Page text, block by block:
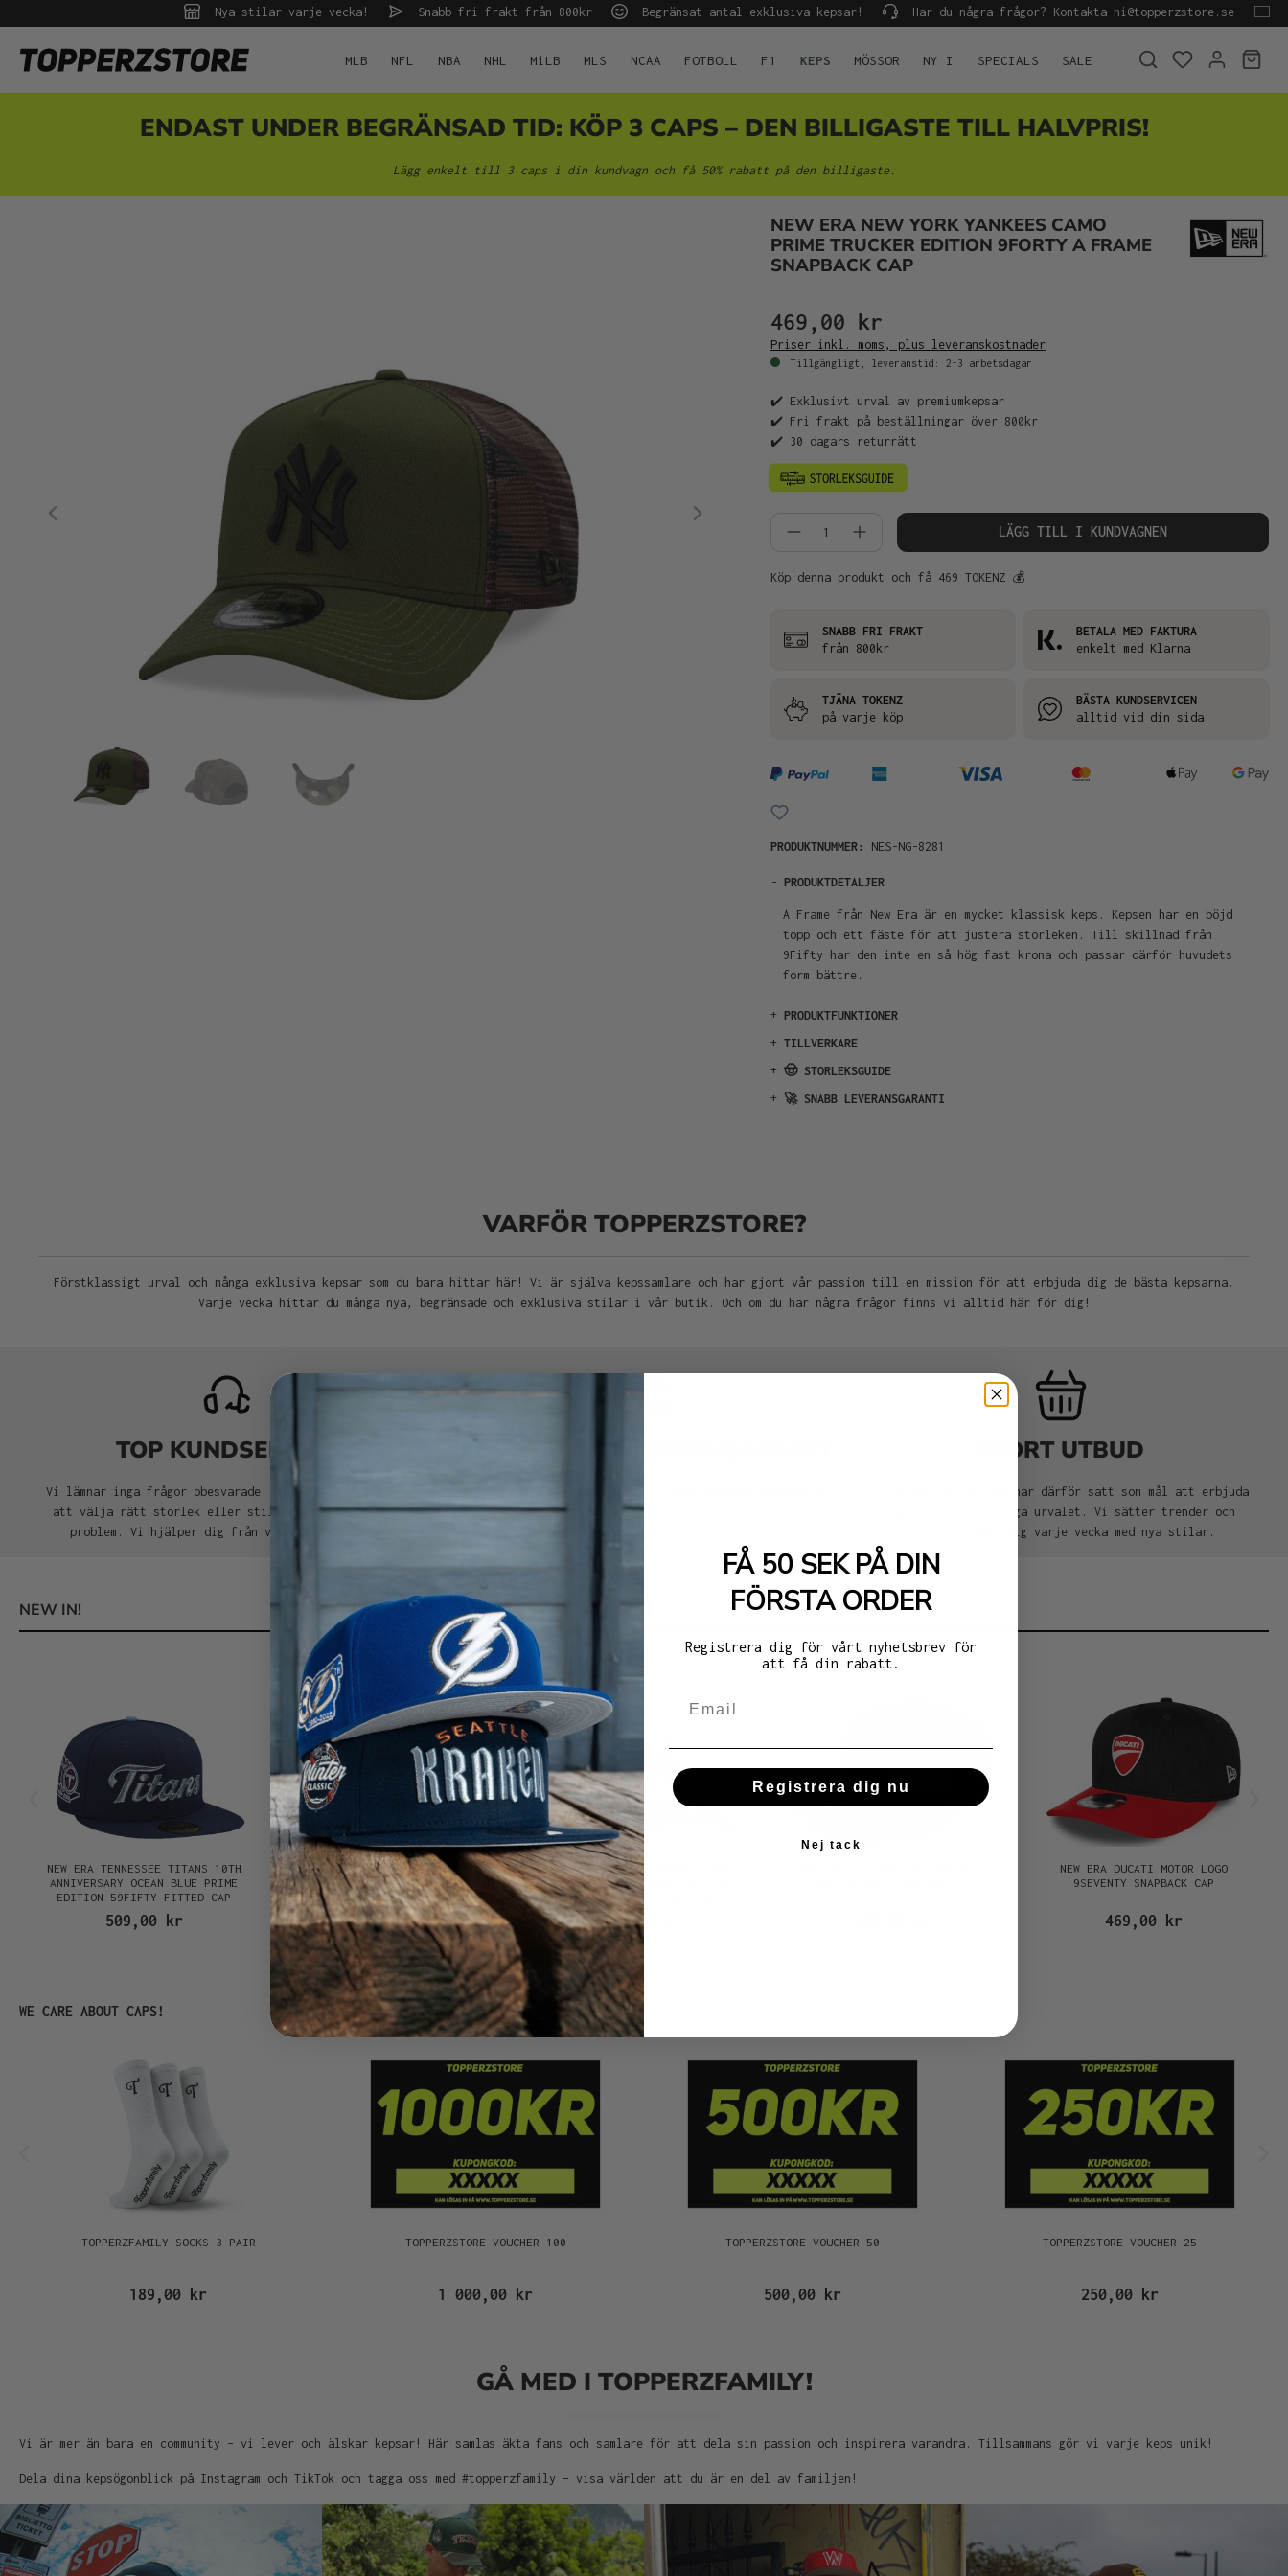
Hoppa till huvudnavigering
Nya stilar varje vecka! Snabb fri frakt från 800kr Begränsat antal exklusiva kepsar! Har du några frågor? Kontakta hi@topperzstore.se
MLB NFL NBA NHL MiLB MLS NCAA FOTBOLL F1 KEPS MÖSSOR NY I SPECIALS SALE
ENDAST UNDER BEGRÄNSAD TID: KÖP 3 CAPS – DEN BILLIGASTE TILL HALVPRIS!
Lägg enkelt till 3 caps i din kundvagn och få 50% rabatt på den billigaste.
NEW ERA NEW YORK YANKEES CAMO
PRIME TRUCKER EDITION 9FORTY A FRAME
SNAPBACK CAP
469,00 kr
Priser inkl. moms, plus leveranskostnader
Tillgängligt, leveranstid: 2-3 arbetsdagar
✔️ Exklusivt urval av premiumkepsar
✔️ Fri frakt på beställningar över 800kr
✔️ 30 dagars returrätt
Produktkvantitet: Ange önskat belopp eller
LÄGG TILL I KUNDVAGNEN
Köp denna produkt och få 469 TOKENZ 💰
SNABB FRI FRAKT
från 800kr
BETALA MED FAKTURA
enkelt med Klarna
TJÄNA TOKENZ
på varje köp
BÄSTA KUNDSERVICEN
alltid vid din sida
PRODUKTNUMMER: NES-NG-8281
- PRODUKTDETALJER
A Frame från New Era är en mycket klassisk keps. Kepsen har en böjd
topp och ett fäste för att justera storleken. Till skillnad från
9Fifty har den inte en så hög fast krona och passar därför huvudets
form bättre.
+ PRODUKTFUNKTIONER
+ TILLVERKARE
+ 🤠 STORLEKSGUIDE
+ 🚀 SNABB LEVERANSGARANTI
VARFÖR TOPPERZSTORE?
Förstklassigt urval och många exklusiva kepsar som du bara hittar här! Vi är själva kepssamlare och har gjort vår passion till en mission för att erbjuda dig de bästa kepsarna.
Varje vecka hittar du många nya, begränsade och exklusiva stilar i vår butik. Och om du har några frågor finns vi alltid här för dig!
TOP KUNDSERVICE
Vi lämnar inga frågor obesvarade. Behöver du hjälp med
att välja rätt storlek eller stil för din keps? Inga
problem. Vi hjälper dig från val till leverans.
PENGARNA TILLBAKA-GARANTI
den till oss inom 30 dagar så återbetalar vi dig utan
STORT UTBUD
Vi älskar kepsar och har därför satt som mål att erbjuda
dig det bästa möjliga urvalet. Vi sätter trender och
vill överraska dig varje vecka med nya stilar.
NEW IN!
NEW ERA TENNESSEE TITANS 10TH
ANNIVERSARY OCEAN BLUE PRIME
EDITION 59FIFTY FITTED CAP
509,00 kr
NEW ERA NEW ENGLAND PATRIOTS
SUPER BOWL XXXVI CHROME TWO TONE
EDITION 59FIFTY FITTED CAP
509,00 kr
NEW ERA ATLANTA BRAVES WORLD
SERIES 1995 CHROME TWO TONE
EDITION 9FIFTY A FRAME SNAPBACK
CAP
489,00 kr
NEW ERA DUCATI MOTOR LOGO
9SEVENTY SNAPBACK CAP
469,00 kr
Hoppa över produktgalleri
WE CARE ABOUT CAPS!
TOPPERZFAMILY SOCKS 3 PAIR
189,00 kr
TOPPERZSTORE VOUCHER 100
1 000,00 kr
TOPPERZSTORE VOUCHER 50
500,00 kr
TOPPERZSTORE VOUCHER 25
250,00 kr
GÅ MED I TOPPERZFAMILY!
Vi är mer än bara en community – vi lever och älskar kepsar! Här samlas äkta fans och samlare för att dela sin passion och inspirera varandra. Tillsammans gör vi varje keps unik!
Dela dina kepsögonblick på Instagram och TikTok och tagga oss med #topperzfamily – visa världen att du är en del av familjen!
FÅ 50 SEK PÅ DIN
FÖRSTA ORDER
Registrera dig för vårt nyhetsbrev för
att få din rabatt.
Registrera dig nu
Nej tack